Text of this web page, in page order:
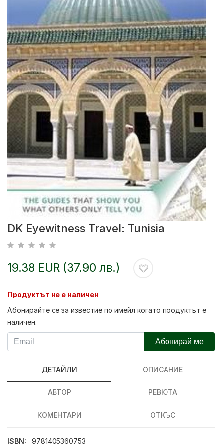
DK Eyewitness Travel: Tunisia
19.38 EUR (37.90 лв.)
Продуктът не е наличен
Абонирайте се за известие по имейл когато продуктът е
наличен.
Абонирай ме
ДЕТАЙЛИ ОПИСАНИЕ
АВТОР РЕВЮТА
КОМЕНТАРИ ОТКЪС
ISBN:
9781405360753